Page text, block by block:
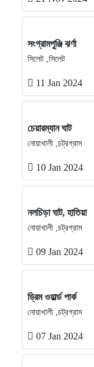
সংগ্রামপুঞ্জি ঝর্ণা
সিলেট ,সিলেট
11 Jan 2024
চেয়ারম্যান ঘাট
নোয়াখালী ,চট্রগ্রাম
10 Jan 2024
নলচিড়া ঘাট, হাতিয়া
নোয়াখালী ,চট্রগ্রাম
09 Jan 2024
ড্রিম ওয়ার্ল্ড পার্ক
নোয়াখালী ,চট্রগ্রাম
07 Jan 2024